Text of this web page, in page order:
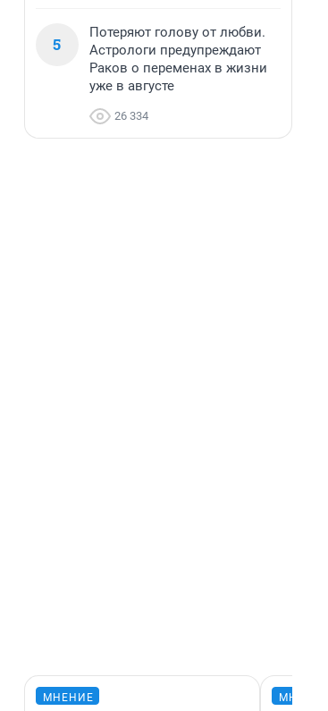
5
Потеряют голову от любви.
Астрологи предупреждают
Раков о переменах в жизни
уже в августе
26 334
МНЕНИЕ